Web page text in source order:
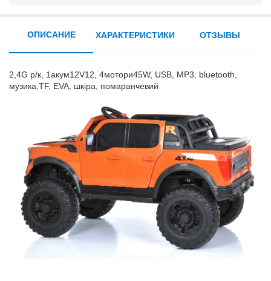
ОПИСАНИЕ
2,4G р/к, 1акум12V12, 4мотори45W, USB, MP3, bluetooth,
музика,TF, EVA, шкіра, помаранчевий
ХАРАКТЕРИСТИКИ ОТЗЫВЫ